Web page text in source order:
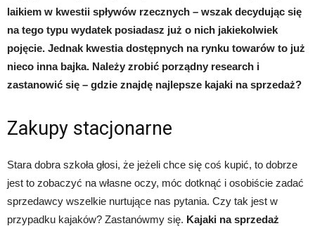
laikiem w kwestii spływów rzecznych – wszak decydując się
na tego typu wydatek posiadasz już o nich jakiekolwiek
pojęcie. Jednak kwestia dostępnych na rynku towarów to już
nieco inna bajka. Należy zrobić porządny research i
zastanowić się – gdzie znajdę najlepsze kajaki na sprzedaż?
Zakupy stacjonarne
Stara dobra szkoła głosi, że jeżeli chce się coś kupić, to dobrze
jest to zobaczyć na własne oczy, móc dotknąć i osobiście zadać
sprzedawcy wszelkie nurtujące nas pytania. Czy tak jest w
przypadku kajaków? Zastanówmy się. Kajaki na sprzedaż